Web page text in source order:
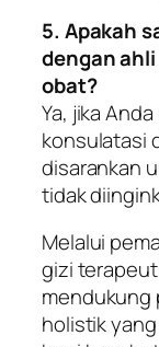
5. Apakah
dengan
obat?
Ya, jika
konsulatasi
disarankan
tidak
Melalui
gizi
mendukung
holistik